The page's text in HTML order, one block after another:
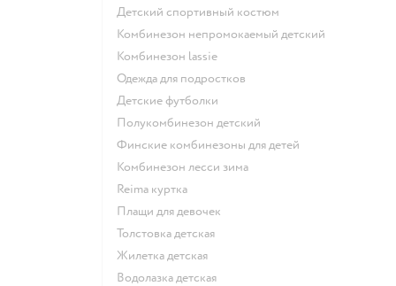
Детский спортивный костюм
Комбинезон непромокаемый детский
Комбинезон lassie
Одежда для подростков
Детские футболки
Полукомбинезон детский
Финские комбинезоны для детей
Комбинезон лесси зима
Reima куртка
Плащи для девочек
Толстовка детская
Жилетка детская
Водолазка детская